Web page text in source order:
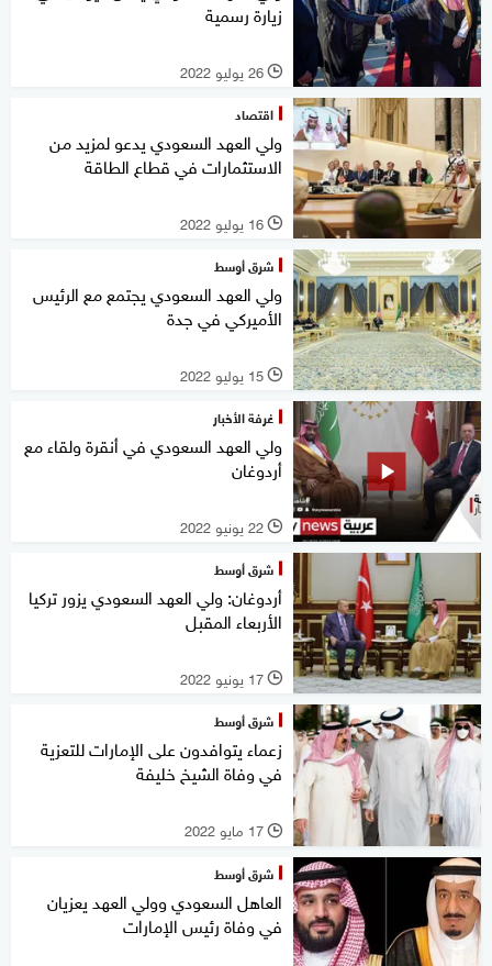
زيارة رسمية
l 26 يوليو 2022
اقتصاد
ولي العهد السعودي يدعو لمزيد من
الاستثمارات في قطاع الطاقة
l 16 يوليو 2022
شرق أوسط
ولي العهد السعودي يجتمع مع الرئيس
الأميركي في جدة
l 15 يوليو 2022
غرفة الأخبار
ولي العهد السعودي في أنقرة ولقاء مع
أردوغان
l 22 يونيو 2022
شرق أوسط
أردوغان: ولي العهد السعودي يزور تركيا
الأربعاء المقبل
l 17 يونيو 2022
شرق أوسط
زعماء يتوافدون على الإمارات للتعزية
في وفاة الشيخ خليفة
l 17 مايو 2022
شرق أوسط
العاهل السعودي وولي العهد يعزيان
في وفاة رئيس الإمارات